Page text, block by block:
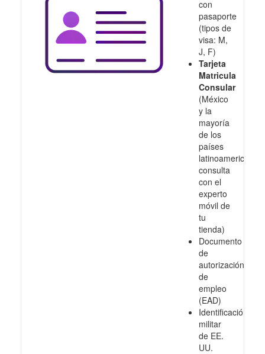
con
pasaporte
(tipos de
visa: M,
J, F)
Tarjeta
Matricula
Consular
(México
y la
mayoría
de los
países
latinoamericanos,
consulta
con el
experto
móvil de
tu
tienda)
Documento
de
autorización
de
empleo
(EAD)
Identificación
militar
de EE.
UU.